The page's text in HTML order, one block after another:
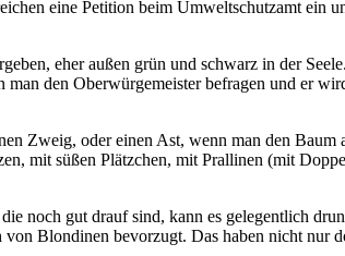
eine Petition beim Umweltschutzamt ein
eher außen grün und schwarz in der
den Oberwürgemeister befragen und er
Zweig, oder einen Ast, wenn man den
mit süßen Plätzchen, mit Prallinen (mit
noch gut drauf sind, kann es gelegentlich
Blondinen bevorzugt. Das haben nicht nur